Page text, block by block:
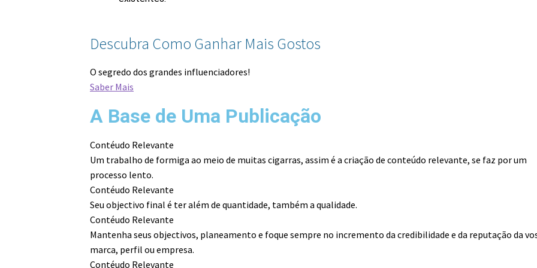
Descubra Como Ganhar Mais Gostos
O segredo dos grandes influenciadores!
Saber Mais
A Base de Uma Publicação
Contéudo Relevante
Um trabalho de formiga ao meio de muitas cigarras, assim é a criação de conteúdo relevante, se faz por um
processo lento.
Contéudo Relevante
Seu objectivo final é ter além de quantidade, também a qualidade.
Contéudo Relevante
Mantenha seus objectivos, planeamento e foque sempre no incremento da credibilidade e da reputação da
marca, perfil ou empresa.
Contéudo Relevante